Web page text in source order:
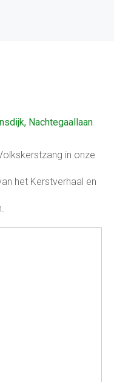
Nachtegaallaan
in onze
het Kerstverhaal en